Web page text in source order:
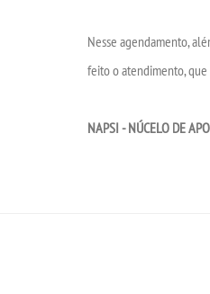
Nesse agendamento,
feito o atendimento, que
NAPSI - NÚCELO DE